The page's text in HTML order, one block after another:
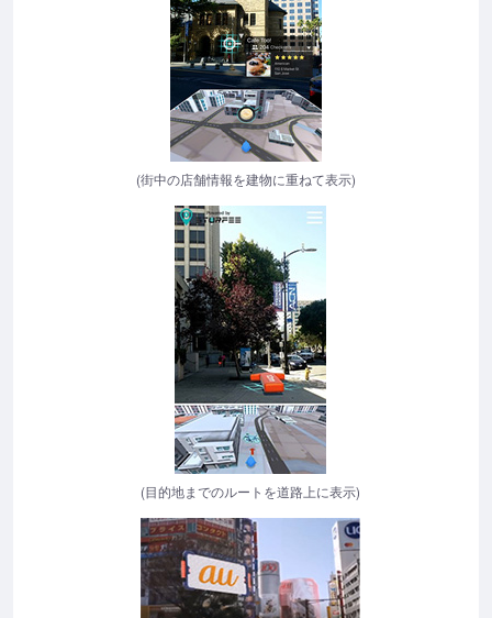
(街中の店舗情報を建物に重ねて表示)
(目的地までのルートを道路上に表示)